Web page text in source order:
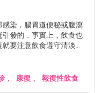
染，腸胃道便秘或腹瀉
發的，事實上，飲食也
要注意飲食遵守清淡好
結束就報復性飲食，食
、 康復 、 報復性飲食